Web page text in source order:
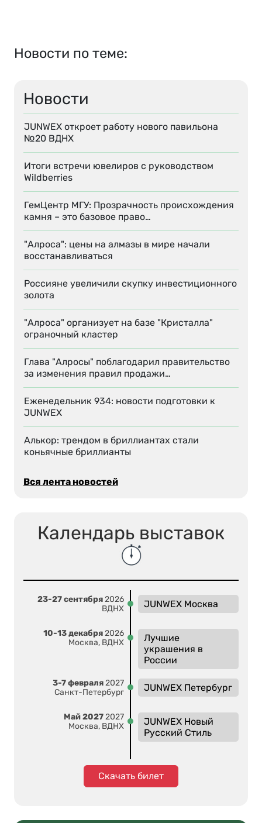
Новости
JUNWEX откроет работу нового павильона
№20 ВДНХ
Итоги встречи ювелиров с руководством
Wildberries
ГемЦентр МГУ: Прозрачность происхождения
камня – это базовое право…
"Алроса": цены на алмазы в мире начали
восстанавливаться
Россияне увеличили скупку инвестиционного
золота
"Алроса" организует на базе "Кристалла"
ограночный кластер
Глава "Алросы" поблагодарил правительство
за изменения правил продажи…
Еженедельник 934: новости подготовки к
JUNWEX
Алькор: трендом в бриллиантах стали
коньячные бриллианты
Вся лента новостей
Новости по теме:
Календарь выставок
23-27 сентября2026
ВДНХ
JUNWEX Москва
10-13 декабря2026
Москва, ВДНХ
Лучшие
украшения в
России
3-7 февраля2027
Санкт-Петербург
JUNWEX Петербург
Май 20272027
Москва, ВДНХ
JUNWEX Новый
Русский Стиль
Скачать билет